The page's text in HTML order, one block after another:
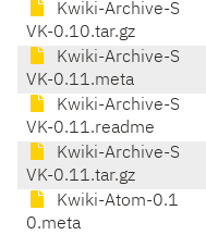
Kwiki-Archive-S
VK-0.10.tar.gz
Kwiki-Archive-S
VK-0.11.meta
Kwiki-Archive-S
VK-0.11.readme
Kwiki-Archive-S
VK-0.11.tar.gz
Kwiki-Atom-0.1
0.meta